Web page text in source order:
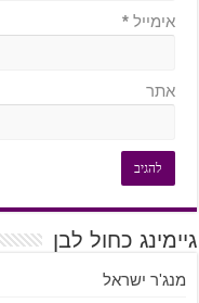
אימייל *
אתר
גיימינג כחול לבן
מנג'ר ישראל